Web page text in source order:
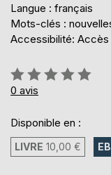
Langue : français
Mots-clés :
Accessibilité: Accès
Évaluation:
0%
0 avis
Disponible en :
LIVRE 10,00 €